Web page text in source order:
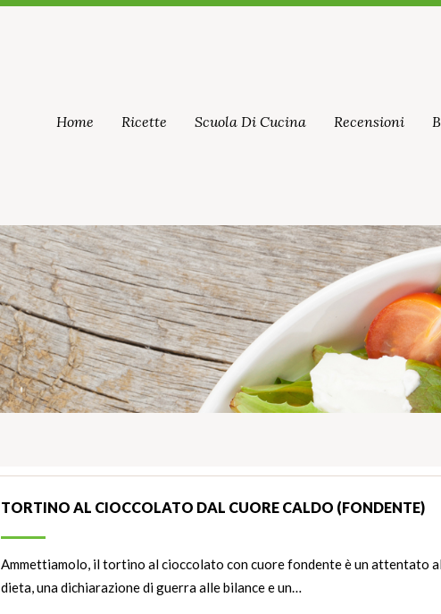
Home Ricette Scuola Di Cucina Recensioni
TORTINO AL CIOCCOLATO DAL CUORE CALDO (FONDENTE)
Ammettiamolo, il tortino al cioccolato con cuore fondente è un attentato
dieta, una dichiarazione di guerra alle bilance e un…